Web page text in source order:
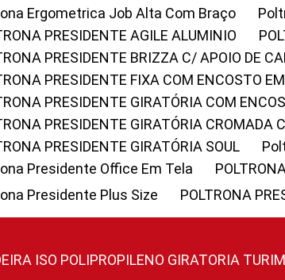
Ergometrica Job Alta Com Braço
PRESIDENTE AGILE ALUMINIO
PRESIDENTE BRIZZA C/ APOIO DE
PRESIDENTE FIXA COM ENCOSTO
PRESIDENTE GIRATÓRIA COM
PRESIDENTE GIRATÓRIA
PRESIDENTE GIRATÓRIA SOUL
Presidente Office Em Tela
Presidente Plus Size
POLTRONA
ISO POLIPROPILENO GIRATORIA